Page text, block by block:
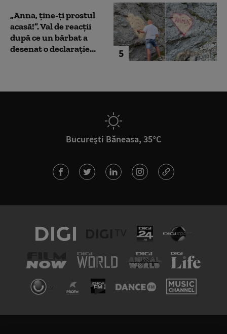
5
„Anna, ţine-ţi prostul
acasă!”. Val de reacții
după ce un bărbat a
desenat o declarație...
București Băneasa, 35°C